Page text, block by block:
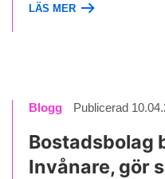
LÄS MER
Blogg Publicerad
Bostadsbolag
Invånare, gör